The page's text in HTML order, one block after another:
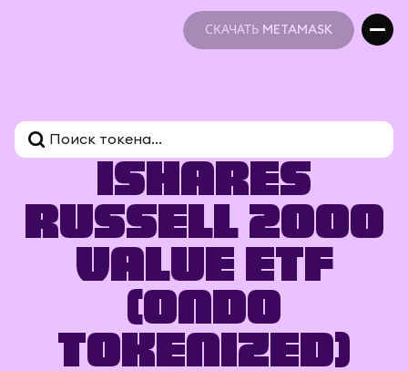
СКАЧАТЬ METAMASK
iShares
Russell 2000
Value ETF
(Ondo
Tokenized)